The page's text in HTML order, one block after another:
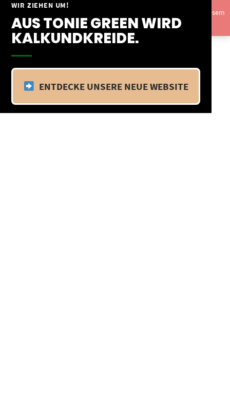
WIR ZIEHEN UM!
AUS TONIE GREEN WIRD
KALKUNDKREIDE.
ENTDECKE UNSERE NEUE WEBSITE
Springe
Inhalt
Vom 09.04.25 - 20.04.25 befinden wir uns im Betriebsurlaub. In diesem
Zeitraum findet kein Versand statt.Ausblenden